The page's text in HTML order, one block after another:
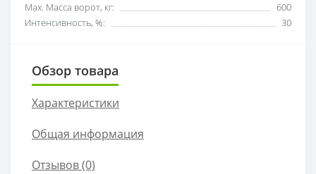
Мах. Масса ворот, кг:
600
Интенсивность, %:
30
Обзор товара
Характеристики
Общая информация
Отзывов (0)